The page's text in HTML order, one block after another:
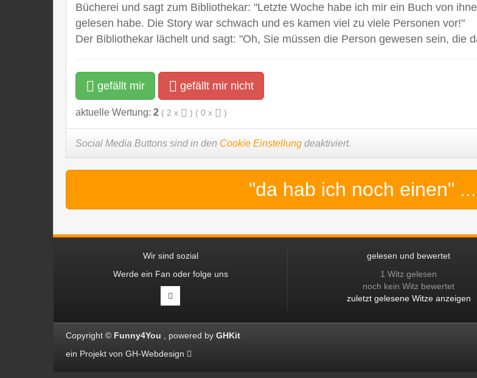
Bücherei und sagt zum Bibliothekar: "Letzte Woche habe ich mir ein Buch von
gelesen habe. Die Story war schwach und es kamen viel zu viele Personen vor!"
Der Bibliothekar lächelt und sagt: "Oh, Sie müssen die Person gewesen sein, die
gefällt mir gefällt mir nicht
aktuelle Wertung: 2 ( 2 x ) ( 0 x )
Social Media Buttons sind in den Cookie Einstellung deaktiviert.
"da hab ich noch einen"
Wir sind sozial
Werde ein Fan oder folge uns
gelesen und bewertet
1 Witz gelesen
noch kein Witz bewertet
zuletzt gelesene Witze anzeigen
Copyright © Funny4You powered by GHKit
ein Projekt von GH-Webdesign